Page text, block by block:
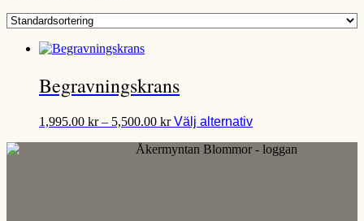
Begravningskrans
1,995.00 kr – 5,500.00 krPrisintervall:
till
Välj alternativDen
produkten